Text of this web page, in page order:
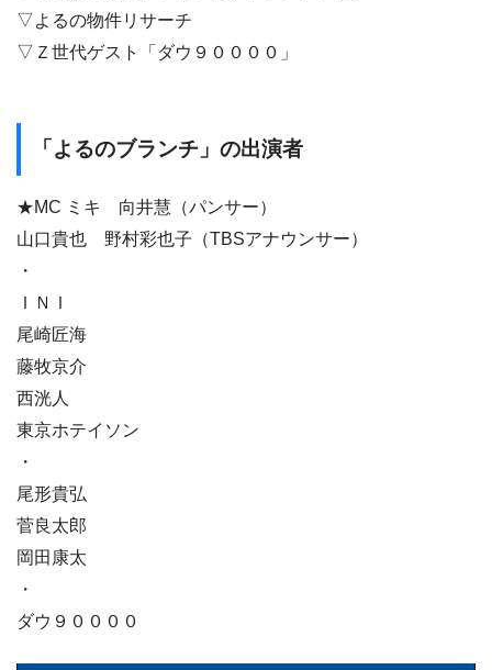
▽よるの物件リサーチ
▽Ｚ世代ゲスト「ダウ９００００」
「よるのブランチ」の出演者
★MC ミキ 向井慧（パンサー）
山口貴也 野村彩也子（TBSアナウンサー）
・
ＩＮＩ
尾崎匠海
藤牧京介
西洸人
東京ホテイソン
・
尾形貴弘
菅良太郎
岡田康太
・
ダウ９００００